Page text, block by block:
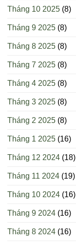
Tháng 10 2025 (8)
Tháng 9 2025 (8)
Tháng 8 2025 (8)
Tháng 7 2025 (8)
Tháng 4 2025 (8)
Tháng 3 2025 (8)
Tháng 2 2025 (8)
Tháng 1 2025 (16)
Tháng 12 2024 (18)
Tháng 11 2024 (19)
Tháng 10 2024 (16)
Tháng 9 2024 (16)
Tháng 8 2024 (16)